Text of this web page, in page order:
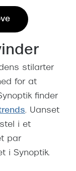
stilarter
for at
finder
. Uanset
i et
par
i Synoptik.